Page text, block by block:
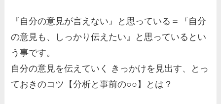
『自分の意見が言えない』と思っている＝『自分
の意見も、しっかり伝えたい』と思っているとい
う事です。
自分の意見を伝えていく きっかけを見出す、とっ
ておきのコツ【分析と事前の○○】とは？